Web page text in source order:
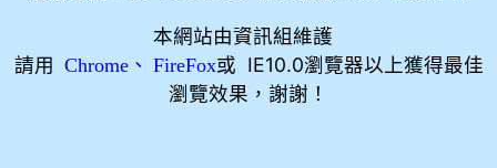
本網站由資訊組維護
請用
Chrome、 FireFox或 IE10.0瀏覽器以上獲得最佳
瀏覽效果，謝謝！